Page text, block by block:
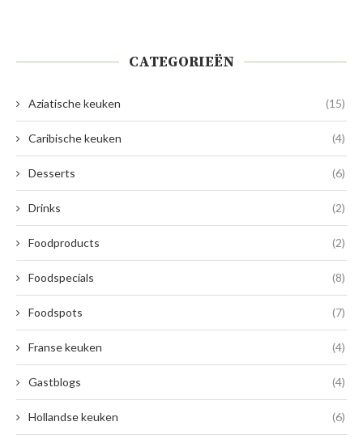
CATEGORIEËN
Aziatische keuken (15)
Caribische keuken (4)
Desserts (6)
Drinks (2)
Foodproducts (2)
Foodspecials (8)
Foodspots (7)
Franse keuken (4)
Gastblogs (4)
Hollandse keuken (6)